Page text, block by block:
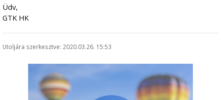
Üdv,
GTK HK
Utoljára szerkesztve: 2020.03.26. 15:53